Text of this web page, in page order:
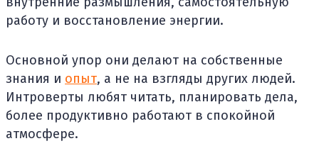
работу и восстановление энергии.
Основной упор они делают на собственные
знания и опыт, а не на взгляды других людей.
Интроверты любят читать, планировать дела,
более продуктивно работают в спокойной
атмосфере.